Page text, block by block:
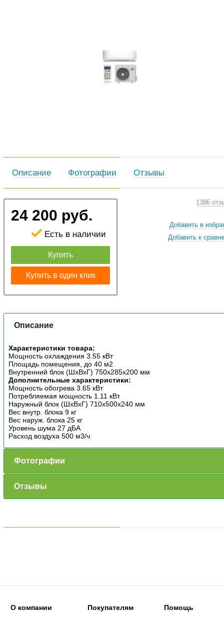
Описание Фотографии Отзывы
24 200 руб.
Есть в наличии
Купить
Купить в один клик
1396
Добавить в
Добавить к
Описание
Характеристики товара:
Мощность охлаждения 3.55 кВт
Площадь помещения, до 40 м2
Внутренний блок (ШxВxГ) 750x285x200 мм
Дополнительные характеристики:
Мощность обогрева 3.65 кВт
Потребляемая мощность 1.11 кВт
Наружный блок (ШxВxГ) 710x500x240 мм
Вес внутр. блока 9 кг
Вес наруж. блока 25 кг
Уровень шума 27 дБА
Расход воздуха 500 м3/ч
Фотографии
Отзывы
О компании
Покупателям
Помощь